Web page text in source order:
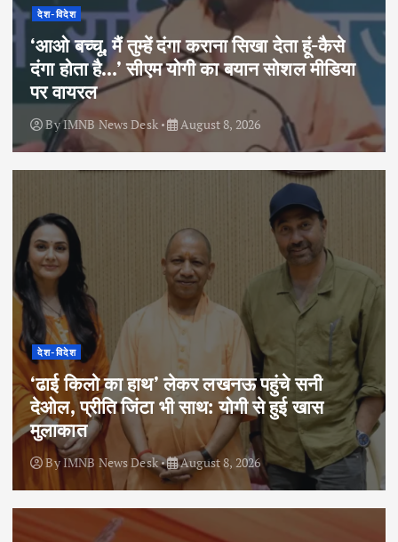
देश-विदेश
‘आओ बच्चू, मैं तुम्हें दंगा कराना सिखा देता हूं-कैसे
दंगा होता है…’ सीएम योगी का बयान सोशल मीडिया
पर वायरल
ByIMNB News Desk August 8, 2026
देश-विदेश
‘ढाई किलो का हाथ’ लेकर लखनऊ पहुंचे सनी
देओल, प्रीति जिंटा भी साथ: योगी से हुई खास
मुलाकात
ByIMNB News Desk August 8, 2026